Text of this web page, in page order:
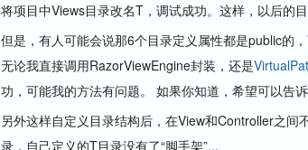
将项目中Views目录改名T，调试成功。这样，以后的
但是，有人可能会说那6个目录定义属性都是public的
无论我直接调用RazorViewEngine封装，还是
功，可能我的方法有问题。 如果你知道，希望可以告诉
另外这样自定义目录结构后，在View和Controller之
录，自己定义的T目录没有了“脚手架”...